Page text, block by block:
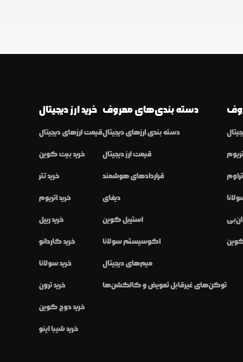
خرید ارز دیجیتال
قیمت ارزهای دیجیتال
خرید بیت کوین
خرید تتر
خرید اتریوم
خرید ریپل
خرید کاردانو
خرید سولانا
خرید ترون
خرید دوج کوین
خرید شیبا اینو
دسته بندی‌های معروف
دسته بندی ارزهای دیجیتال
قیمت ارز دیجیتال
قراردادهای هوشمند
دیفای
استیبل کوین
اکوسیستم سولانا
میم‌های دیجیتال
توکن‌های غیرقابل تعویض و کالکشن‌ها